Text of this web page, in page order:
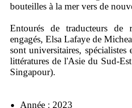
bouteilles à la mer vers de
Entourés de traducteurs de
engagés, Elsa Lafaye de
sont universitaires, spécialistes
littératures de l'Asie du Sud-
Singapour).
Année : 2023